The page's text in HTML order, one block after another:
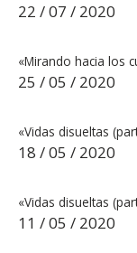
22 / 07 / 2020
«Mirando hacia los
25 / 05 / 2020
«Vidas disueltas
18 / 05 / 2020
«Vidas disueltas
11 / 05 / 2020